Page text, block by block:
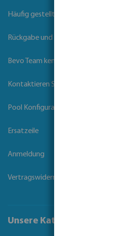
Häufig gestellte Fragen
Rückgabe und Garantie
Bevo Team kennenlernen
Kontaktieren Sie uns
Pool Konfigurator
Ersatzeile
Anmeldung
Vertragswiderruf
Unsere Kataloge